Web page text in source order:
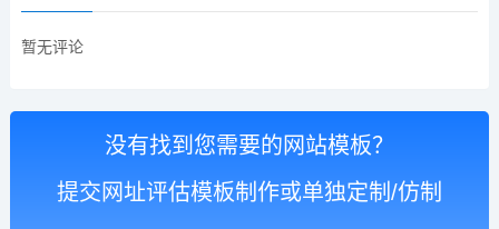
暂无评论
没有找到您需要的网站模板？
提交网址评估模板制作或单独定制/仿制